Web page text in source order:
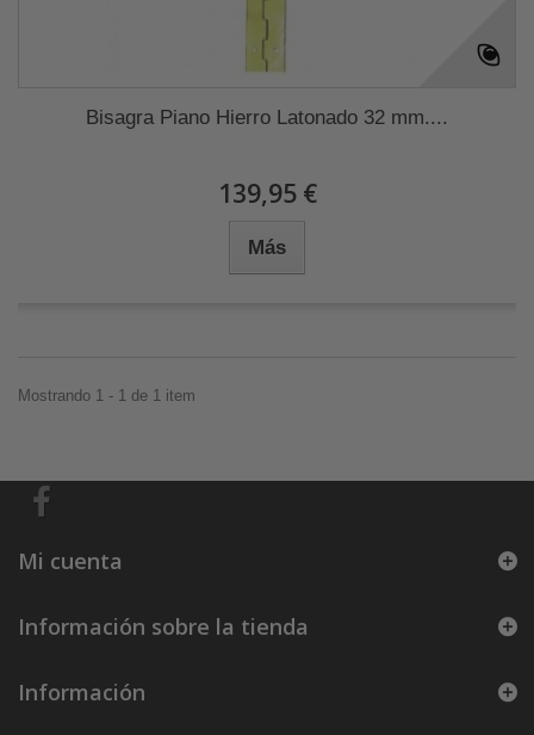
Bisagra Piano Hierro Latonado 32 mm....
139,95 €
Más
Mostrando 1 - 1 de 1 item
Mi cuenta
Información sobre la tienda
Información